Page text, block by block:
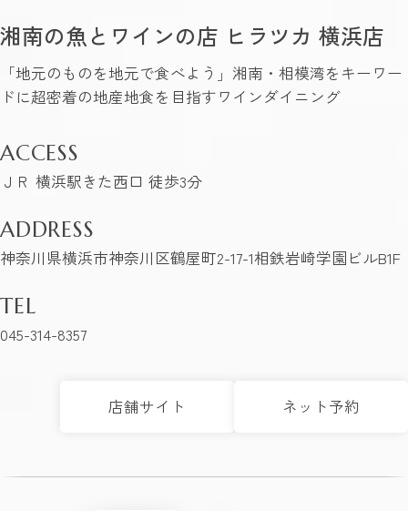
湘南の魚とワインの店 ヒラツカ 横浜店
「地元のものを地元で食べよう」湘南・相模湾をキーワー
ドに超密着の地産地食を目指すワインダイニング
ACCESS
ＪＲ 横浜駅きた西口 徒歩3分
ADDRESS
神奈川県横浜市神奈川区鶴屋町2-17-1相鉄岩崎学園ビルB1F
TEL
045-314-8357
店舗サイト ネット予約